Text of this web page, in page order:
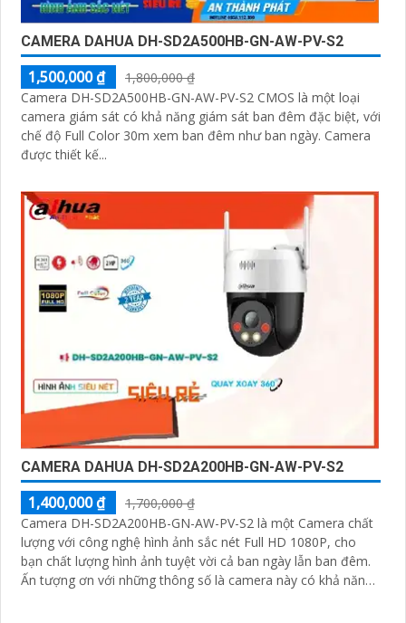
CAMERA DAHUA DH-SD2A500HB-GN-AW-PV-S2
1,500,000 ₫
1,800,000 ₫
Camera DH-SD2A500HB-GN-AW-PV-S2 CMOS là một loại
camera giám sát có khả năng giám sát ban đêm đặc biệt, với
chế độ Full Color 30m xem ban đêm như ban ngày. Camera
được thiết kế...
CAMERA DAHUA DH-SD2A200HB-GN-AW-PV-S2
1,400,000 ₫
1,700,000 ₫
Camera DH-SD2A200HB-GN-AW-PV-S2 là một Camera chất
lượng với công nghệ hình ảnh sắc nét Full HD 1080P, cho
bạn chất lượng hình ảnh tuyệt vời cả ban ngày lẫn ban đêm.
Ấn tượng ơn với những thông số là camera này có khả năng